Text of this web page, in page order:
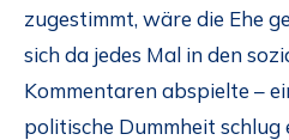
zugestimmt, wäre die Ehe
sich da jedes Mal in den
Kommentaren abspielte –
politische Dummheit schlug